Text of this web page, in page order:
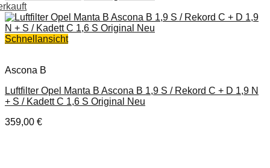
Schnellansicht
Ascona B
Luftfilter Opel Manta B Ascona B 1,9 S / Rekord C + D 1,9 N
+ S / Kadett C 1,6 S Original Neu
359,00 €